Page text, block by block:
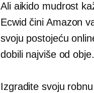
Ali aikido mudrost
Ecwid čini Amazon
svoju postojeću
dobili najviše od obje.
Izgradite svoju